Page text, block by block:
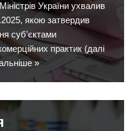
України ухвалив
якою затвердив
суб’єктами
практик (далі
»